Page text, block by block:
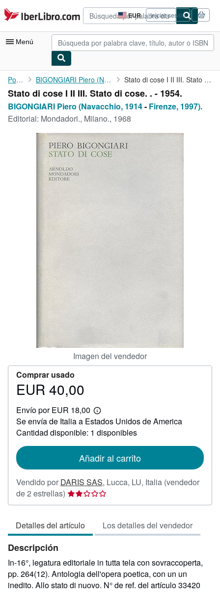
Pasar al contenido principal
IberLibro.com EUR
Preferencias
de
compra
del
Iniciar sesión
Menú
Mi cuenta
Consultar mis pedidos
Libros antiguos
Arte y coleccionismo
Portada BIGONGIARI Piero (Navacchio, 1914 Stato di cose I II III. Stato di cose. . - 1954.
Stato di cose I II III. Stato di cose. . - 1954.
BIGONGIARI Piero (Navacchio, 1914- Firenze, 1997).
Editorial: Mondadori., Milano., 1968
Imagen del vendedor
Comprar usado
Precio
40,00
EUR 40,00
Envío por EUR 18,00
Más
información
sobre
las
envío
Se envía de Italia a Estados Unidos de America
Cantidad disponible: 1 disponibles
Añadir al carrito
Vendido por DARIS SAS, Lucca, LU, Italia (vendedor
de 2 estrellas) Calificación
del
2
de
estrellas
Detalles del artículo Los detalles del vendedor
Descripción
In-16°, legatura editoriale in tutta tela con sovraccoperta,
pp. 264(12). Antologia dell'opera poetica, con un un
inedito. Allo stato di nuovo. N° de ref. del artículo 33420